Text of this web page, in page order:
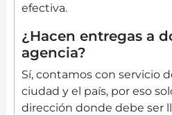
efectiva.
¿Hacen entregas a
agencia?
Sí, contamos con servicio
ciudad y el país, por eso
dirección donde debe ser